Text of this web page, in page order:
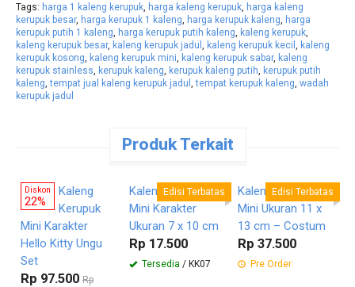
Tags: harga 1 kaleng kerupuk harga kaleng kerupuk harga kaleng
kerupuk besar, harga kerupuk 1 kaleng harga kerupuk kaleng
harga
kerupuk putih 1 kaleng
harga kerupuk putih kaleng kaleng kerupuk
kaleng kerupuk besar, kaleng kerupuk jadul kaleng kerupuk kecil
kaleng
kerupuk kosong
kaleng kerupuk mini kaleng kerupuk sabar, kaleng
kerupuk stainless
kerupuk kaleng kerupuk kaleng putih
kerupuk putih
kaleng ,tempat jual kaleng kerupuk jadul ,tempat kerupuk kaleng wadah
kerupuk jadul
Produk Terkait
Diskon
22%
Kaleng
Kerupuk
Mini Karakter
Hello Kitty Ungu
Set
Rp 97.500 Rp
Pesan
Edisi Terbatas
Kaleng Kerupuk
Mini Karakter
Ukuran 7 x 10 cm
Rp 17.500
Tersedia / KK07
Edisi Terbatas
Kaleng Kerupuk
Mini Ukuran 11 x
13 cm – Costum
Rp 37.500
Pre Order